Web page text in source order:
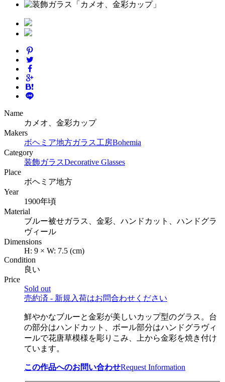
Name
カメオ、金彩カップ
Makers
ボヘミア地方ガラス工房Bohemia
Category
装飾ガラスDecorative Glasses
Place
ボヘミア地方
Year
1900年頃
Material
ブルー被せガラス、金彩、ハンドカット、ハンドグラ
ヴィール
Dimensions
H: 9 × W: 7.5 (cm)
Condition
良い
Price
Sold out
売約済 - 新規入荷はお問合わせください
鮮やかなブルーと金彩が美しいカップ型のグラス。台
の部分はハンドカット、ボール部分はハンドグラヴィ
ールで花唐草模様を彫りこみ、上から金彩を焼き付け
ています。
この作品へのお問い合わせRequest Information